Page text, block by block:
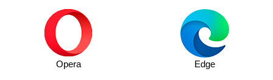
Opera Edge